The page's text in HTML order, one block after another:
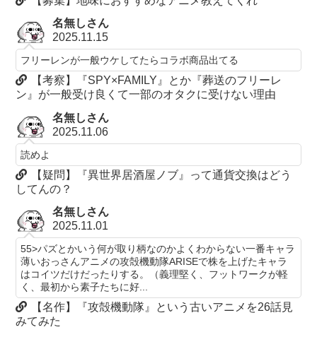
名無しさん
2025.11.15
フリーレンが一般ウケしてたらコラボ商品出てる
【考察】『SPY×FAMILY』とか『葬送のフリーレ
ン』が一般受け良くて一部のオタクに受けない理由
名無しさん
2025.11.06
読めよ
【疑問】『異世界居酒屋ノブ』って通貨交換はどう
してんの？
名無しさん
2025.11.01
55>パズとかいう何が取り柄なのかよくわからない一番キャラ
薄いおっさんアニメの攻殻機動隊ARISEで株を上げたキャラ
はコイツだけだったりする。（義理堅く、フットワークが軽
く、最初から素子たちに好...
【名作】『攻殻機動隊』という古いアニメを26話見
みてみた